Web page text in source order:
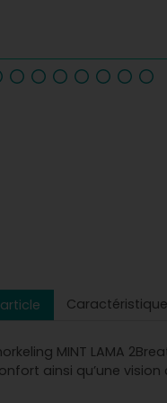
MINT LAMA
ainsi qu’une